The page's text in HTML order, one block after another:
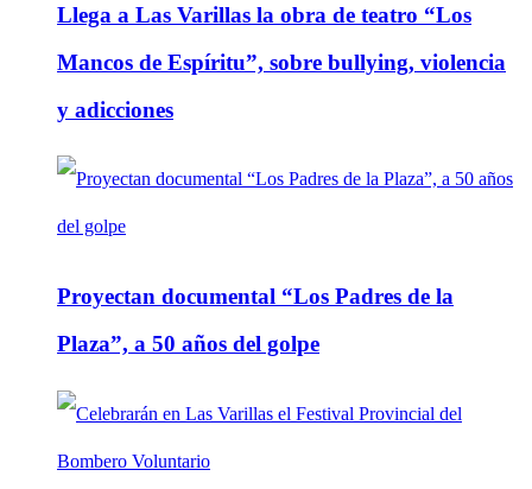
Llega a Las Varillas la obra de teatro “Los
Mancos de Espíritu”, sobre bullying, violencia
y adicciones
Proyectan documental “Los Padres de la
Plaza”, a 50 años del golpe